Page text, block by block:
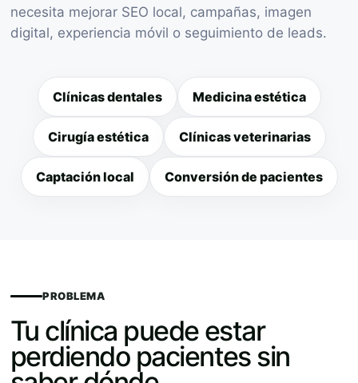
necesita mejorar SEO local, campañas, imagen
digital, experiencia móvil o seguimiento de leads.
Clínicas dentales Medicina estética
Cirugía estética Clínicas veterinarias
Captación local Conversión de pacientes
PROBLEMA
Tu clínica puede estar
perdiendo pacientes sin